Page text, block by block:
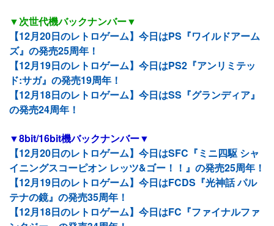
▼次世代機バックナンバー▼
【12月20日のレトロゲーム】今日はPS『ワイルドアーム
ズ』の発売25周年！
【12月19日のレトロゲーム】今日はPS2『アンリミテッ
ド:サガ』の発売19周年！
【12月18日のレトロゲーム】今日はSS『グランディア』
の発売24周年！
▼8bit/16bit機バックナンバー▼
【12月20日のレトロゲーム】今日はSFC『ミニ四駆 シャ
イニングスコーピオン レッツ&ゴー！！』の発売25周年！
【12月19日のレトロゲーム】今日はFCDS『光神話 パル
テナの鏡』の発売35周年！
【12月18日のレトロゲーム】今日はFC『ファイナルファ